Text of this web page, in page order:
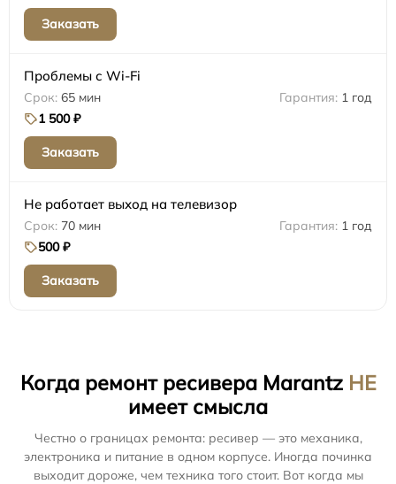
Заказать
Проблемы с Wi-Fi
65 мин
1 год
1 500 ₽
Заказать
Не работает выход на телевизор
70 мин
1 год
500 ₽
Заказать
Когда ремонт ресивера Marantz НЕ
имеет смысла
Честно о границах ремонта: ресивер — это механика,
электроника и питание в одном корпусе. Иногда починка
выходит дороже, чем техника того стоит. Вот когда мы